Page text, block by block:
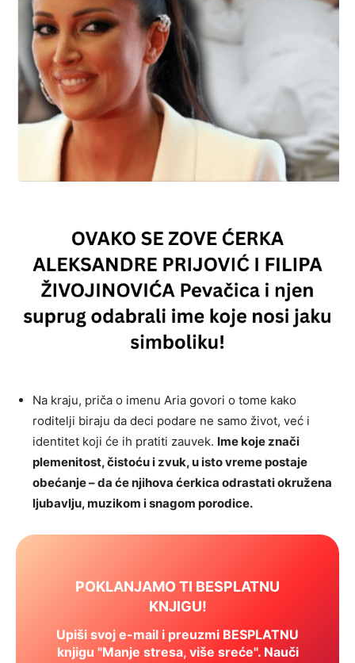
Na kraju, priča o imenu Aria govori o tome kako
roditelji biraju da deci podare ne samo život, već i
identitet koji će ih pratiti zauvek. Ime koje znači
plemenitost, čistoću i zvuk, u isto vreme postaje
obećanje – da će njihova ćerkica odrastati okružena
ljubavlju, muzikom i snagom porodice.
POKLANJAMO TI BESPLATNU
KNJIGU!
Upiši svoj e-mail i preuzmi BESPLATNU
knjigu "Manje stresa, više sreće". Nauči